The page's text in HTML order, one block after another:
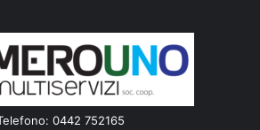
0442 752165